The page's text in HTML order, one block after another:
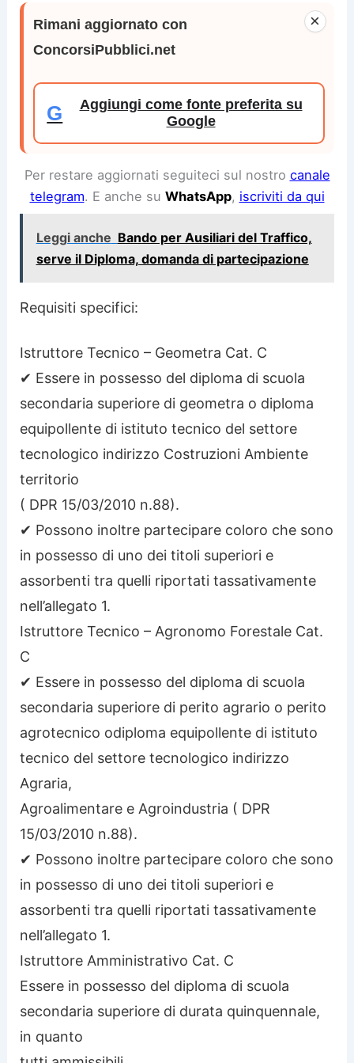
×
Rimani aggiornato con
ConcorsiPubblici.net
G
Aggiungi come fonte preferita su
Google
Per restare aggiornati seguiteci sul nostro canale
telegram. E anche su WhatsApp, iscriviti da qui
Leggi anche Bando per Ausiliari del Traffico,
serve il Diploma, domanda di partecipazione
Requisiti specifici:
Istruttore Tecnico – Geometra Cat. C
✔ Essere in possesso del diploma di scuola
secondaria superiore di geometra o diploma
equipollente di istituto tecnico del settore
tecnologico indirizzo Costruzioni Ambiente
territorio
( DPR 15/03/2010 n.88).
✔ Possono inoltre partecipare coloro che sono
in possesso di uno dei titoli superiori e
assorbenti tra quelli riportati tassativamente
nell’allegato 1.
Istruttore Tecnico – Agronomo Forestale Cat.
C
✔ Essere in possesso del diploma di scuola
secondaria superiore di perito agrario o perito
agrotecnico odiploma equipollente di istituto
tecnico del settore tecnologico indirizzo
Agraria,
Agroalimentare e Agroindustria ( DPR
15/03/2010 n.88).
✔ Possono inoltre partecipare coloro che sono
in possesso di uno dei titoli superiori e
assorbenti tra quelli riportati tassativamente
nell’allegato 1.
Istruttore Amministrativo Cat. C
Essere in possesso del diploma di scuola
secondaria superiore di durata quinquennale,
in quanto